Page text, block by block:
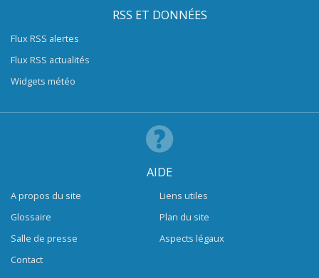
RSS ET DONNÉES
Flux RSS alertes
Flux RSS actualités
Widgets météo
AIDE
A propos du site
Glossaire
Salle de presse
Contact
Liens utiles
Plan du site
Aspects légaux